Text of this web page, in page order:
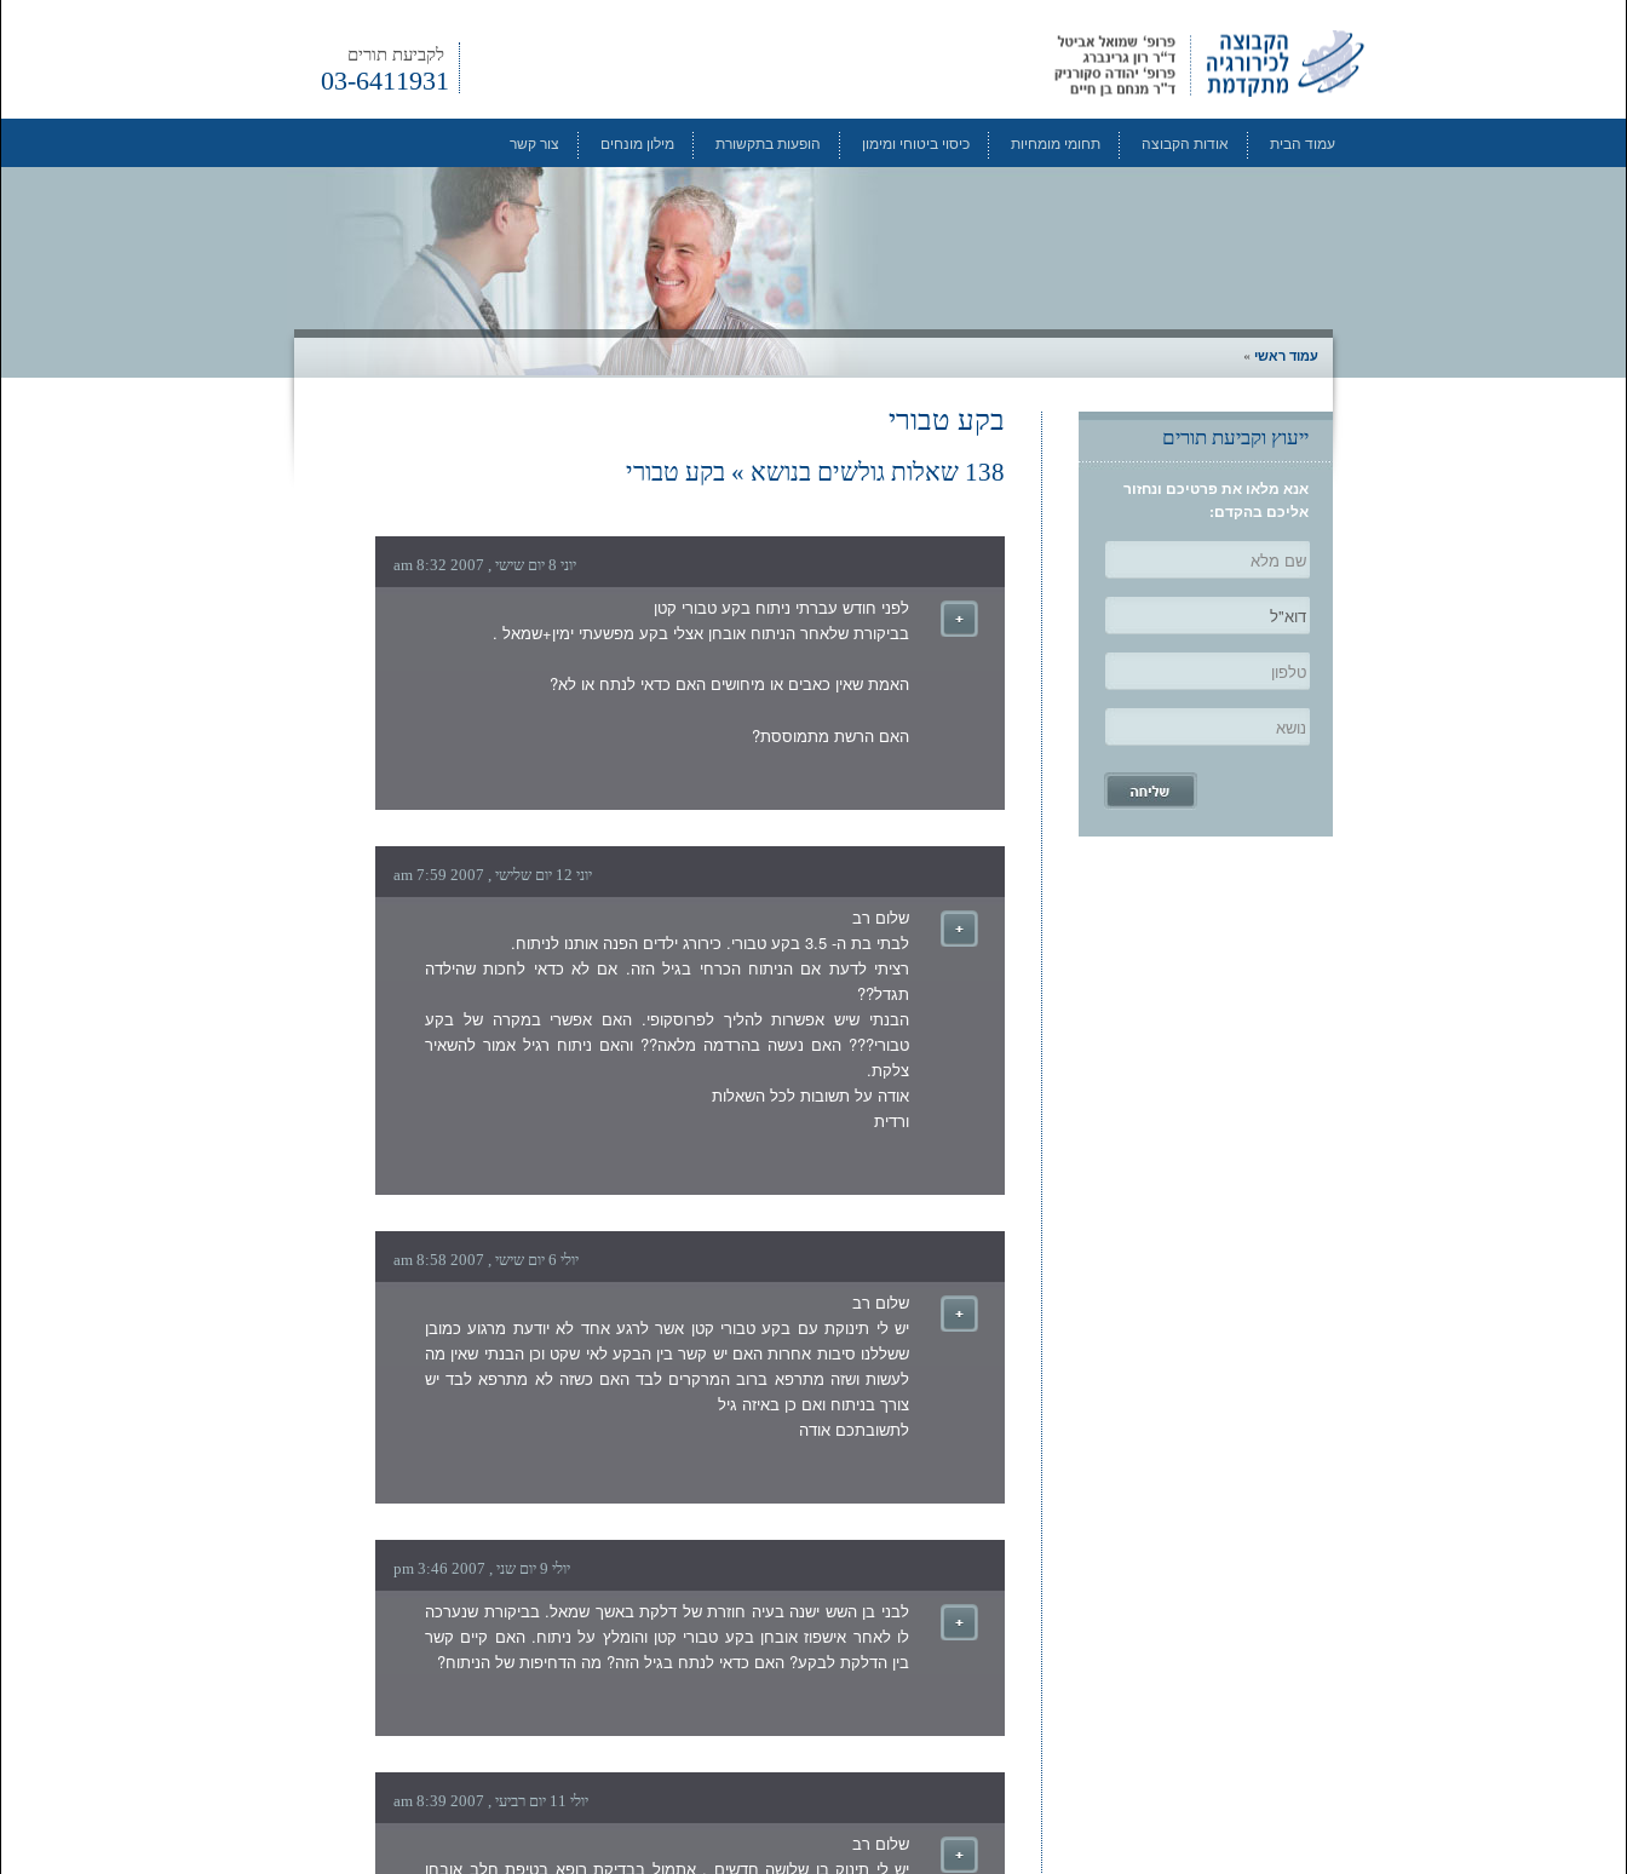
לקביעת תורים
03-6411931
עמוד הבית אודות הקבוצה תחומי מומחיות כיסוי ביטוחי ומימון הופעות בתקשורת מילון מונחים צור קשר
עמוד ראשי »
בקע טבורי
138 שאלות גולשים בנושא » בקע טבורי
יוני 8 יום שישי , 2007 8:32 am
לפני חודש עברתי ניתוח בקע טבורי קטן
בביקורת שלאחר הניתוח אובחן אצלי בקע מפשעתי ימין+שמאל .
האמת שאין כאבים או מיחושים האם כדאי לנתח או לא?
האם הרשת מתמוססת?
יוני 12 יום שלישי , 2007 7:59 am
שלום רב
לבתי בת ה- 3.5 בקע טבורי. כירורג ילדים הפנה אותנו לניתוח.
רציתי לדעת אם הניתוח הכרחי בגיל הזה. אם לא כדאי לחכות שהילדה
תגדל??
הבנתי שיש אפשרות להליך לפרוסקופי. האם אפשרי במקרה של בקע
טבורי??? האם נעשה בהרדמה מלאה?? והאם ניתוח רגיל אמור להשאיר
צלקת.
אודה על תשובות לכל השאלות
ורדית
יולי 6 יום שישי , 2007 8:58 am
שלום רב
יש לי תינוקת עם בקע טבורי קטן אשר לרגע אחד לא יודעת מרגוע כמובן
ששללנו סיבות אחרות האם יש קשר בין הבקע לאי שקט וכן הבנתי שאין מה
לעשות ושזה מתרפא ברוב המרקרים לבד האם כשזה לא מתרפא לבד יש
צורך בניתוח ואם כן באיזה גיל
לתשובתכם אודה
יולי 9 יום שני , 2007 3:46 pm
לבני בן השש ישנה בעיה חוזרת של דלקת באשך שמאל. בביקורת שנערכה
לו לאחר אישפוז אובחן בקע טבורי קטן והומלץ על ניתוח. האם קיים קשר
בין הדלקת לבקע? האם כדאי לנתח בגיל הזה? מה הדחיפות של הניתוח?
יולי 11 יום רביעי , 2007 8:39 am
שלום רב
יש לי תינוק בן שלושה חדשים . אתמול בבדיקת רופא בטיפת חלב אובחן
ייעוץ וקביעת תורים
אנא מלאו את פרטיכם ונחזור
אליכם בהקדם: